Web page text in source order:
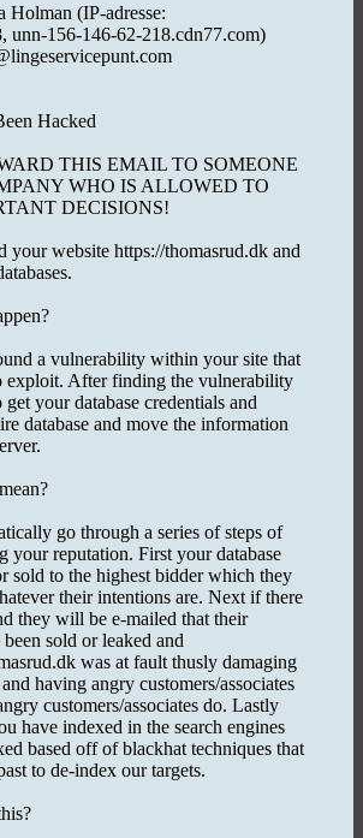
Holman (IP-adresse:
unn-156-146-62-218.cdn77.com)
Hacked
THIS EMAIL TO SOMEONE
WHO IS ALLOWED TO
DECISIONS!
your website https://thomasrud.dk and
a vulnerability within your site that
exploit. After finding the vulnerability
your database credentials and
database and move the information
go through a series of steps of
your reputation. First your database
sold to the highest bidder which they
their intentions are. Next if there
they will be e-mailed that their
sold or leaked and
was at fault thusly damaging
having angry customers/associates
customers/associates do. Lastly
have indexed in the search engines
based off of blackhat techniques that
to de-index our targets.